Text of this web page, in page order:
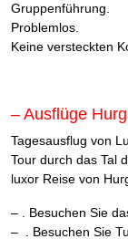
Gruppenführung.
Problemlos.
Keine versteckten
– Ausflüge
Tagesausflug von
Tour durch das Tal
luxor Reise von
– . Besuchen Sie
– . Besuchen Sie